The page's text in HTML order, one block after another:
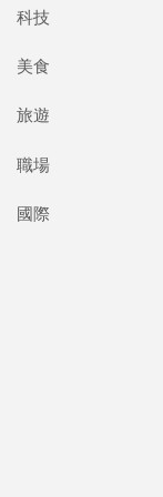
科技
美食
旅遊
職場
國際